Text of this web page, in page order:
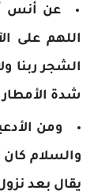
عن أنس
اللهم على
الشجر ربنا
شدة
ومن
والسلام
يقال بعد